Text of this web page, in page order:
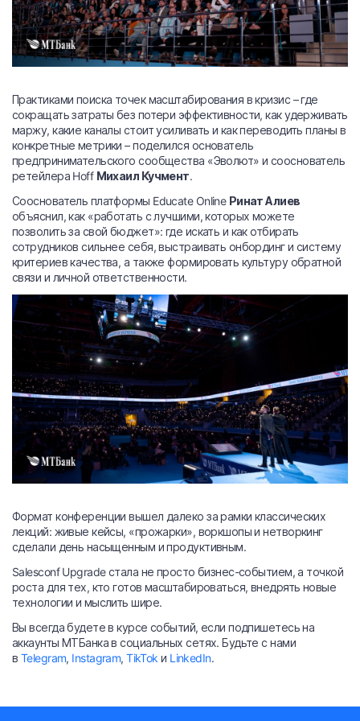
Практиками поиска точек масштабирования в кризис – где
сокращать затраты без потери эффективности, как удерживать
маржу, какие каналы стоит усиливать и как переводить планы в
конкретные метрики – поделился основатель
предпринимательского сообщества «Эволют» и сооснователь
ретейлера Hoff Михаил Кучмент.
Сооснователь платформы Educate Online Ринат Алиев
объяснил, как «работать с лучшими, которых можете
позволить за свой бюджет»: где искать и как отбирать
сотрудников сильнее себя, выстраивать онбординг и систему
критериев качества, а также формировать культуру обратной
связи и личной ответственности.
Формат конференции вышел далеко за рамки классических
лекций: живые кейсы, «прожарки», воркшопы и нетворкинг
сделали день насыщенным и продуктивным.
Salesconf Upgrade стала не просто бизнес-событием, а точкой
роста для тех, кто готов масштабироваться, внедрять новые
технологии и мыслить шире.
Вы всегда будете в курсе событий, если подпишетесь на
аккаунты МТБанка в социальных сетях. Будьте с нами
в Telegram, Instagram,TikTokи LinkedIn.